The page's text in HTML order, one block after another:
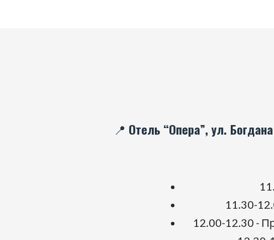
📍 Отель “Опера”, ул.
11.30-
12.00-12.30 -